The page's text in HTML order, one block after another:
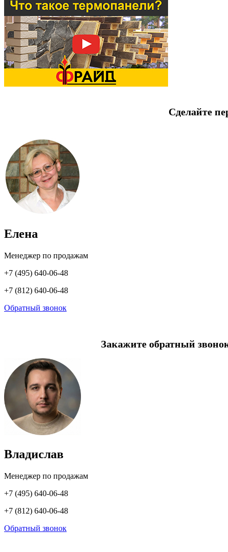
Сделайте
Елена
Менеджер по продажам
+7 (495) 640-06-48
+7 (812) 640-06-48
Обратный звонок
Закажите обратный
Владислав
Менеджер по продажам
+7 (495) 640-06-48
+7 (812) 640-06-48
Обратный звонок